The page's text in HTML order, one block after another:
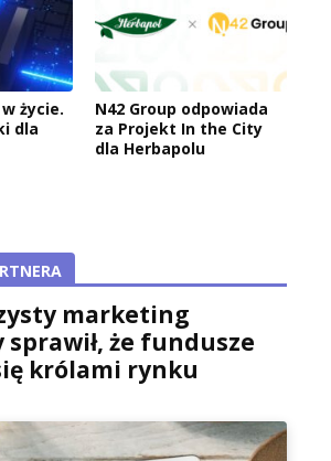
życie.
dla
N42 Group odpowiada
za Projekt In the City
dla Herbapolu
marketing
że fundusze
królami rynku